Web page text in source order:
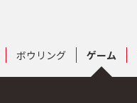
ボウリング ゲーム